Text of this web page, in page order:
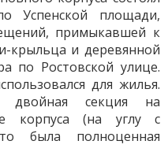
Успенской площади,
примыкавшей к
крыльца и деревянной
по Ростовской улице.
для жилья.
секция на
корпуса (на углу с
была полноценная